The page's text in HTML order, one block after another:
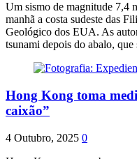
Um sismo de magnitude 7,4
manhã a costa sudeste das
Geológico dos EUA. As
tsunami depois do abalo, que
Hong Kong toma
caixão”
4 Outubro, 2025 0